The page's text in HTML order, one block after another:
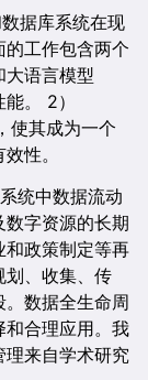
据库系统在现
工作包含两个
大语言模型
。 2）
使其成为一个
性。
统中数据流动
字资源的长期
和政策制定等再
划、收集、传
数据全生命周
和合理应用。我
来自学术研究